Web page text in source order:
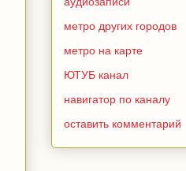
метро других городов
метро на карте
ЮТУБ канал
навигатор по каналу
оставить комментарий